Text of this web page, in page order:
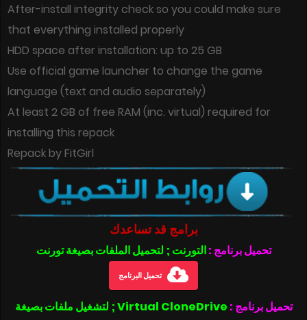
After-install integrity check so you could make sure
that everything installed properly
HDD space after installation: up to 25 GB
Use official game launcher to change the game
language (text and audio separately)
At least 2 GB of free RAM (inc. virtual) required for
installing this repack
Repack by FitGirl
برامج قد تساعدك
تحميل برنامج :التورنت ; لتحميل الملفات بصيغة تورنت
تحميل البرنامج
تحميل برنامج :
Virtual CloneDrive ; لتشغيل ملفات بصيغة